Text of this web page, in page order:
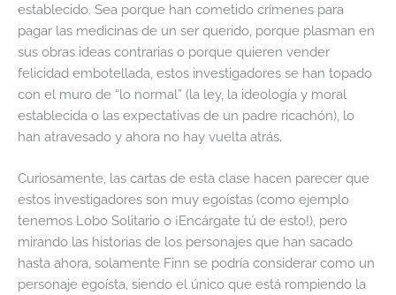
establecido. Sea porque han cometido crímenes para
pagar las medicinas de un ser querido, porque plasman en
sus obras ideas contrarias o porque quieren vender
felicidad embotellada, estos investigadores se han topado
con el muro de “lo normal” (la ley, la ideología y moral
establecida o las expectativas de un padre ricachón), lo
han atravesado y ahora no hay vuelta atrás.
Curiosamente, las cartas de esta clase hacen parecer que
estos investigadores son muy egoístas (como ejemplo
tenemos Lobo Solitario o ¡Encárgate tú de esto!), pero
mirando las historias de los personajes que han sacado
hasta ahora, solamente Finn se podría considerar como un
personaje egoísta, siendo el único que está rompiendo la